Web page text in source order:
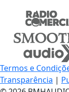
Termos e
Transparência |